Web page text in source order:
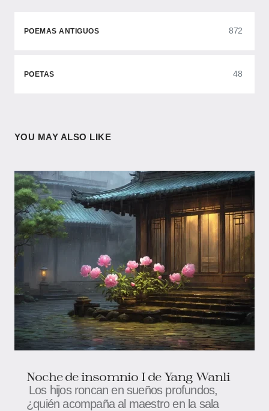
POEMAS ANTIGUOS 872
POETAS 48
YOU MAY ALSO LIKE
Noche de insomnio I de Yang Wanli
Los hijos roncan en sueños profundos,
¿quién acompaña al maestro en la sala